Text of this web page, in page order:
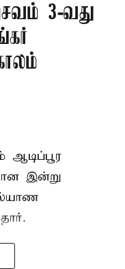
3-வது
ஆடிப்பூர
இன்று